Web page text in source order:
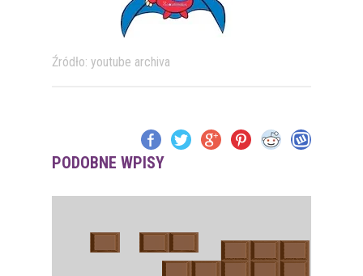
Źródło: youtube archiva
PODOBNE WPISY